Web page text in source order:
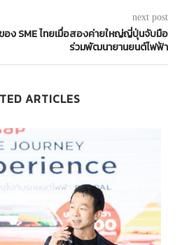
next post
อง SME ไทยเมื่อสองค่ายใหญ่ญี่ปุ่นจับมือ
ร่วมพัฒนายานยนต์ไฟฟ้า
ARTICLES